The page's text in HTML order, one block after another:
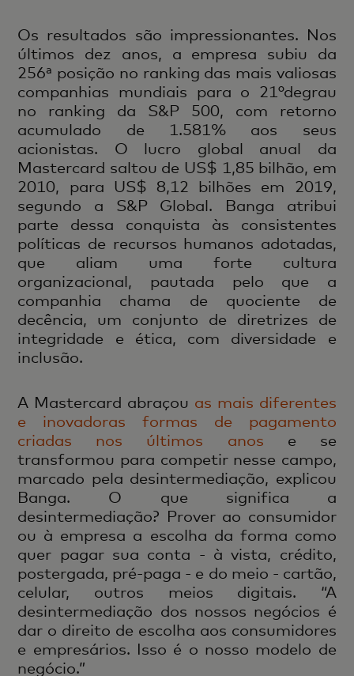
Os resultados são impressionantes. Nos
últimos dez anos, a empresa subiu da
256ª posição no ranking das mais valiosas
companhias mundiais para o 21°degrau
no ranking da S&P 500, com retorno
acumulado de 1.581% aos seus
acionistas. O lucro global anual da
Mastercard saltou de US$ 1,85 bilhão, em
2010, para US$ 8,12 bilhões em 2019,
segundo a S&P Global. Banga atribui
parte dessa conquista às consistentes
políticas de recursos humanos adotadas,
que aliam uma forte cultura
organizacional, pautada pelo que a
companhia chama de quociente de
decência, um conjunto de diretrizes de
integridade e ética, com diversidade e
inclusão.
A Mastercard abraçou as mais diferentes
e inovadoras formas de pagamento
criadas nos últimos anos e se
transformou para competir nesse campo,
marcado pela desintermediação, explicou
Banga. O que significa a
desintermediação? Prover ao consumidor
ou à empresa a escolha da forma como
quer pagar sua conta - à vista, crédito,
postergada, pré-paga - e do meio - cartão,
celular, outros meios digitais. “A
desintermediação dos nossos negócios é
dar o direito de escolha aos consumidores
e empresários. Isso é o nosso modelo de
negócio.”